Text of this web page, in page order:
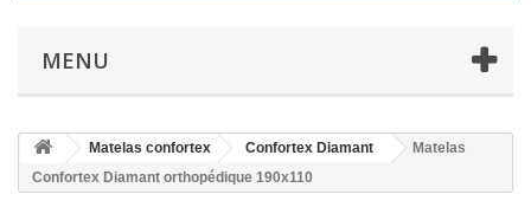
MENU
Matelas confortex Confortex Diamant
Matelas
Confortex Diamant orthopédique 190x110